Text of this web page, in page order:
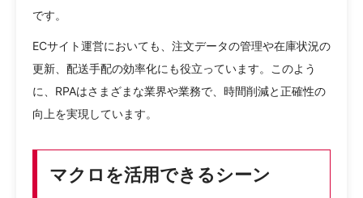
です。
ECサイト運営においても、注文データの管理や在庫状況の
更新、配送手配の効率化にも役立っています。このよう
に、RPAはさまざまな業界や業務で、時間削減と正確性の
向上を実現しています。
マクロを活用できるシーン